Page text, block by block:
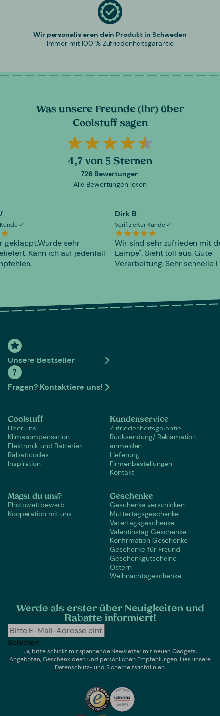
Wir personalisieren dein Produkt in Schweden
Immer mit 100 % Zufriedenheitsgarantie
Was unsere Freunde (ihr) über
Coolstuff sagen
4,7 von 5 Sternen
726 Bewertungen
Alle Bewertungen lesen
geklappt.Wurde sehr
Kann ich auf jedenfall
Dirk B
Verifizierter Kunde
Wir sind sehr zufrieden mit
Lampe". Sieht toll aus. Gute
Verarbeitung. Sehr schnelle
Unsere Bestseller
Fragen? Kontaktiere uns!
Coolstuff
Über uns
Klimakompensation
Elektronik und Batterien
Rabattcodes
Inspiration
Kundenservice
Zufriedenheitsgarantie
Rücksendung/ Reklamation
anmelden
Lieferung
Firmenbestellungen
Kontakt
Magst du uns?
Photowettbewerb
Kooperation mit uns
Geschenke
Geschenke verschicken
Muttertagsgeschenke
Vatertagsgeschenke
Valentinstag Geschenke
Konfirmation Geschenke
Geschenke für Freund
Geschenkgutscheine
Ostern
Weihnachtsgeschenke
Werde als erster über Neuigkeiten und
Rabatte informiert!
Schicken
Ja, bitte schickt mir spannende Newsletter mit neuen Gadgets,
Angeboten, Geschenkideen und persönlichen Empfehlungen. Lies unsere
Datenschutz- und Sicherheitsrichtlinien.